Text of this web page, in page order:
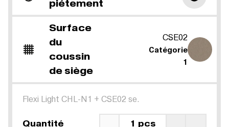
piétement
Surface
du
coussin
de siège
CSE02
Catégorie
1
Flexi Light CHL-N1 + CSE02 se.
Quantité 1 pcs